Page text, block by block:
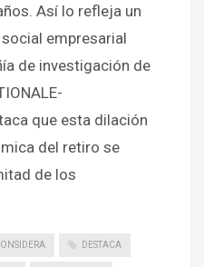
Así lo refleja un
empresarial
de investigación de
que esta dilación
del retiro se
de los
DESTACA